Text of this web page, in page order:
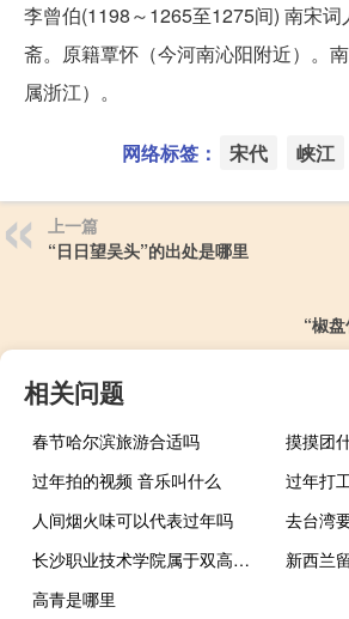
李曾伯(1198～1265至1275间) 南宋
斋。原籍覃怀（今河南沁阳附近）。
属浙江）。
网络标签： 宋代 峡江
上一篇
“日日望吴头”的出处是哪里
“椒
相关问题
春节哈尔滨旅游合适吗
摸摸团
过年拍的视频 音乐叫什么
过年打
人间烟火味可以代表过年吗
去台湾
长沙职业技术学院属于双高计划院校吗
新西兰
高青是哪里